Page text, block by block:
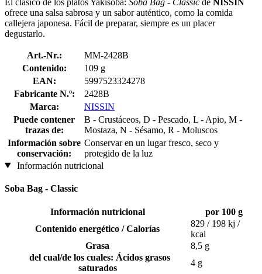
ofrece una salsa sabrosa y un sabor auténtico, como la comida
callejera japonesa. Fácil de preparar, siempre es un placer
degustarlo.
Art.-Nr.:
MM-2428B
Contenido:
109 g
EAN:
5997523324278
Fabricante N.º:
2428B
Marca:
NISSIN
Puede contener
trazas de:
B - Crustáceos, D - Pescado, L - Apio, M -
Mostaza, N - Sésamo, R - Moluscos
Información sobre
conservación:
Conservar en un lugar fresco, seco y
protegido de la luz
Información nutricional
Soba Bag - Classic
Información nutricional
por 100 g
Contenido energético / Calorías
829 / 198 kj /
kcal
Grasa
8,5 g
del cual/de los cuales: Ácidos grasos
saturados
4 g